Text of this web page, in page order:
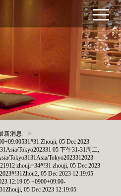
新消息
>
Zhouji, 05 Dec 2023
Tokyo202331 05 下午31-31周二,
Tokyo3131Asia/Tokyo2023312023
zhouji=34#!31 zhouji, 05 Dec 2023
05 Dec 2023 12:19:05
12:19:05 +0900+09:00-
05 Dec 2023 12:19:05